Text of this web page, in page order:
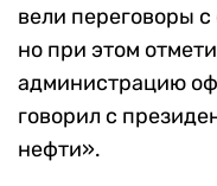
вели переговоры
но при этом
администрацию
говорил с
нефти».